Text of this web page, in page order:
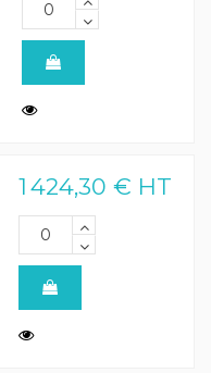
1 424,30 € HT